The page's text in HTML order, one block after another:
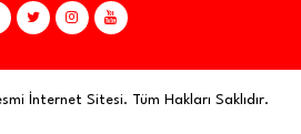
İnternet Sitesi. Tüm Hakları Saklıdır.